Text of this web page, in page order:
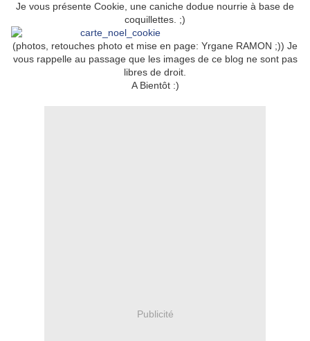
Je vous présente Cookie, une caniche dodue nourrie à base de
coquillettes. ;)
(photos, retouches photo et mise en page: Yrgane RAMON ;)) Je
vous rappelle au passage que les images de ce blog ne sont pas
libres de droit.
A Bientôt :)
Publicité